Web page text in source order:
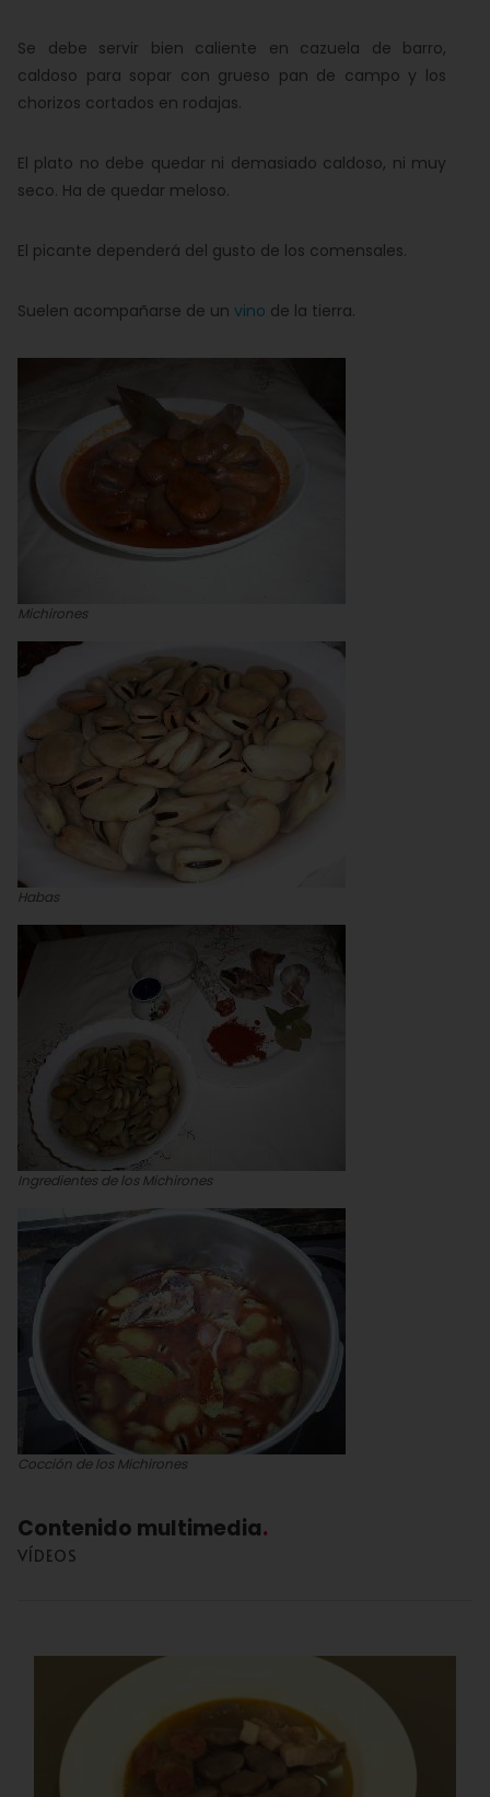
Se debe servir bien caliente en cazuela de barro,
caldoso para sopar con grueso pan de campo y los
chorizos cortados en rodajas.
El plato no debe quedar ni demasiado caldoso, ni muy
seco. Ha de quedar meloso.
El picante dependerá del gusto de los comensales.
Suelen acompañarse de un vino de la tierra.
Michirones
Habas
Ingredientes de los Michirones
Cocción de los Michirones
Contenido multimedia
VÍDEOS